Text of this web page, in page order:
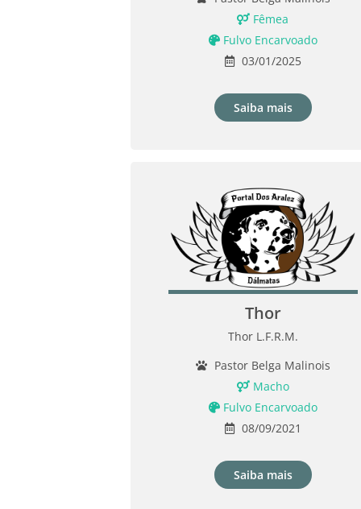
Fêmea
Fulvo Encarvoado
03/01/2025
Saiba mais
Thor
Thor L.F.R.M.
Pastor Belga Malinois
Macho
Fulvo Encarvoado
08/09/2021
Saiba mais